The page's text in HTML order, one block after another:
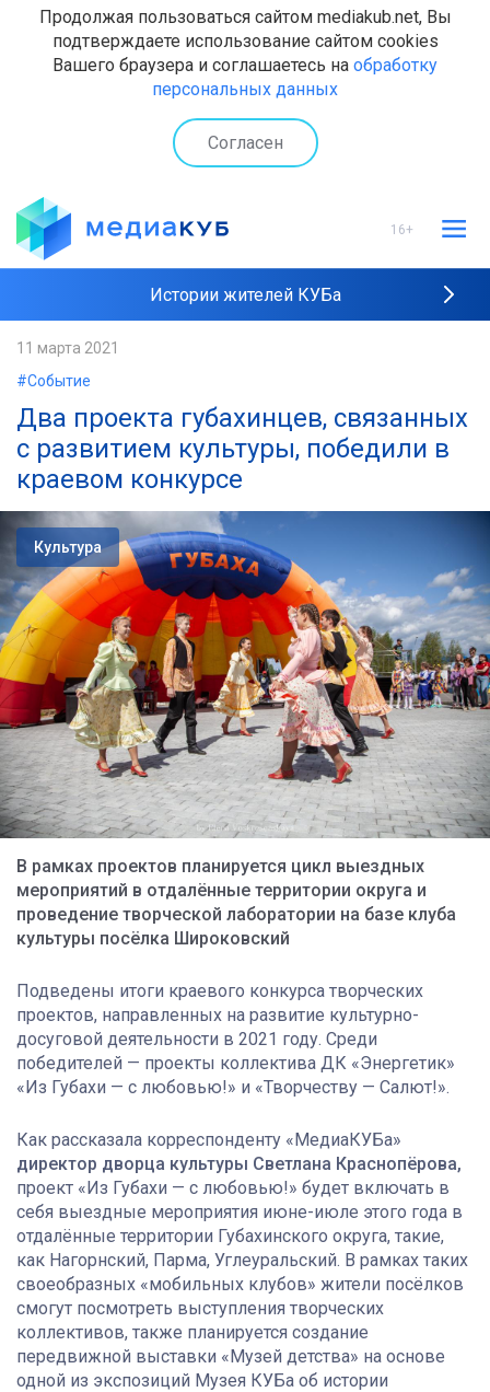
Продолжая пользоваться сайтом mediakub.net, Вы
подтверждаете использование сайтом cookies
Вашего браузера и соглашаетесь на обработку
персональных данных
Согласен
16+
Истории жителей КУБа
Наши интервью
11 марта 2021
#Событие
Два проекта губахинцев, связанных
с развитием культуры, победили в
краевом конкурсе
Культура
В рамках проектов планируется цикл выездных
мероприятий в отдалённые территории округа и
проведение творческой лаборатории на базе клуба
культуры посёлка Широковский
Подведены итоги краевого конкурса творческих
проектов, направленных на развитие культурно-
досуговой деятельности в 2021 году. Среди
победителей — проекты коллектива ДК «Энергетик»
«Из Губахи — с любовью!» и «Творчеству — Салют!».
Как рассказала корреспонденту «МедиаКУБа»
директор дворца культуры Светлана Краснопёрова,
проект «Из Губахи — с любовью!» будет включать в
себя выездные мероприятия июне-июле этого года в
отдалённые территории Губахинского округа, такие,
как Нагорнский, Парма, Углеуральский. В рамках таких
своеобразных «мобильных клубов» жители посёлков
смогут посмотреть выступления творческих
коллективов, также планируется создание
передвижной выставки «Музей детства» на основе
одной из экспозиций Музея КУБа об истории